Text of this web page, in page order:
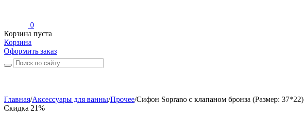
0
Корзина пуста
Корзина
Оформить заказ
Главная/Аксессуары для ванны/Прочее/Сифон Soprano с клапаном бронза (Размер: 37*22)
Скидка 21%